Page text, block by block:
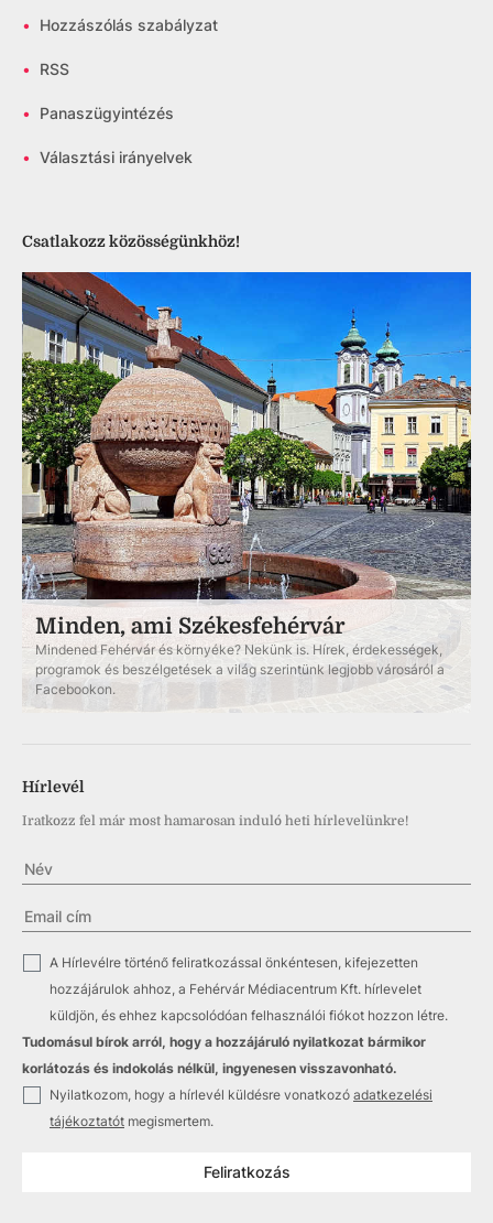
• Hozzászólás szabályzat
• RSS
• Panaszügyintézés
• Választási irányelvek
Csatlakozz közösségünkhöz!
Minden, ami Székesfehérvár
Mindened Fehérvár és környéke? Nekünk is. Hírek, érdekességek,
programok és beszélgetések a világ szerintünk legjobb városáról a
Facebookon.
Hírlevél
Iratkozz fel már most hamarosan induló heti hírlevelünkre!
A Hírlevélre történő feliratkozással önkéntesen, kifejezetten
hozzájárulok ahhoz, a Fehérvár Médiacentrum Kft. hírlevelet
küldjön, és ehhez kapcsolódóan felhasználói fiókot hozzon létre.
Tudomásul bírok arról, hogy a hozzájáruló nyilatkozat bármikor
korlátozás és indokolás nélkül, ingyenesen visszavonható.
Nyilatkozom, hogy a hírlevél küldésre vonatkozó adatkezelési
tájékoztatót megismertem.
Feliratkozás